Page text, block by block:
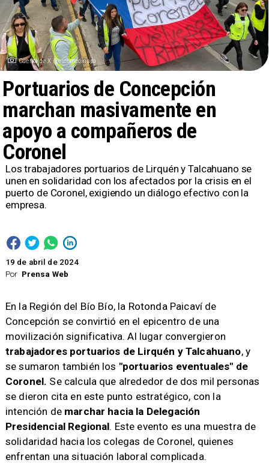
Cuenta de X @nicomedinapa
Por Prensa Web
Portuarios de Concepción
marchan masivamente en
apoyo a compañeros de
Coronel
19 de abril de 2024
Los trabajadores portuarios de Lirquén y Talcahuano se
unen en solidaridad con los afectados por la crisis en el
puerto de Coronel, exigiendo un diálogo efectivo con la
empresa.
En la Región del Bío Bío, la Rotonda Paicaví de
Concepción se convirtió en el epicentro de una
movilización significativa. Al lugar convergieron
trabajadores portuarios de Lirquén y Talcahuano, y
se sumaron también los "portuarios eventuales" de
Coronel. Se calcula que alrededor de dos mil personas
se dieron cita en este punto estratégico, con la
intención de marchar hacia la Delegación
Presidencial Regional. Este evento es una muestra de
solidaridad hacia los colegas de Coronel, quienes
enfrentan una situación laboral complicada.